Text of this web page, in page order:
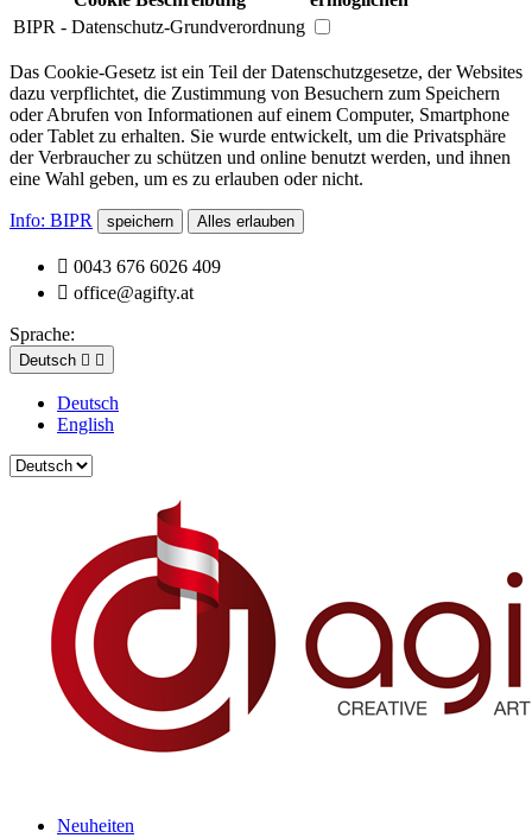
BIPR - Datenschutz-Grundverordnung
Das Cookie-Gesetz ist ein Teil der Datenschutzgesetze, der Websites
dazu verpflichtet, die Zustimmung von Besuchern zum Speichern
oder Abrufen von Informationen auf einem Computer, Smartphone
oder Tablet zu erhalten. Sie wurde entwickelt, um die Privatsphäre
der Verbraucher zu schützen und online benutzt werden, und ihnen
eine Wahl geben, um es zu erlauben oder nicht.
Info: BIPR speichern Alles erlauben
 0043 676 6026 409
 office@agifty.at
Sprache:
Deutsch  
Deutsch
English
Neuheiten